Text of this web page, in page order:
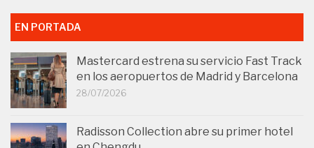
EN PORTADA
Mastercard estrena su servicio Fast Track
en los aeropuertos de Madrid y Barcelona
28/07/2026
Radisson Collection abre su primer hotel